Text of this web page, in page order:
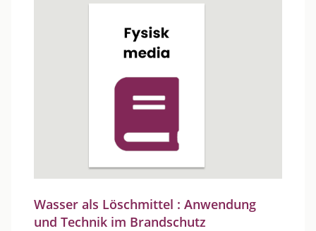
Wasser als Löschmittel : Anwendung
und Technik im Brandschutz